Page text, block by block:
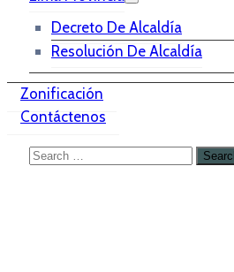
Decreto De Alcaldía
Resolución De Alcaldía
Zonificación
Contáctenos